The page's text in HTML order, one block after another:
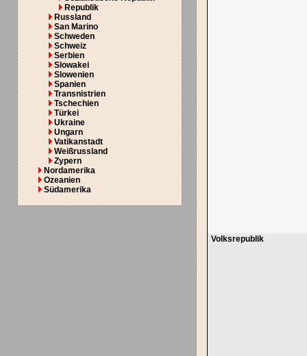
Republik
Russland
San Marino
Schweden
Schweiz
Serbien
Slowakei
Slowenien
Spanien
Transnistrien
Tschechien
Türkei
Ukraine
Ungarn
Vatikanstadt
Weißrussland
Zypern
Nordamerika
Ozeanien
Südamerika
Volksrepublik